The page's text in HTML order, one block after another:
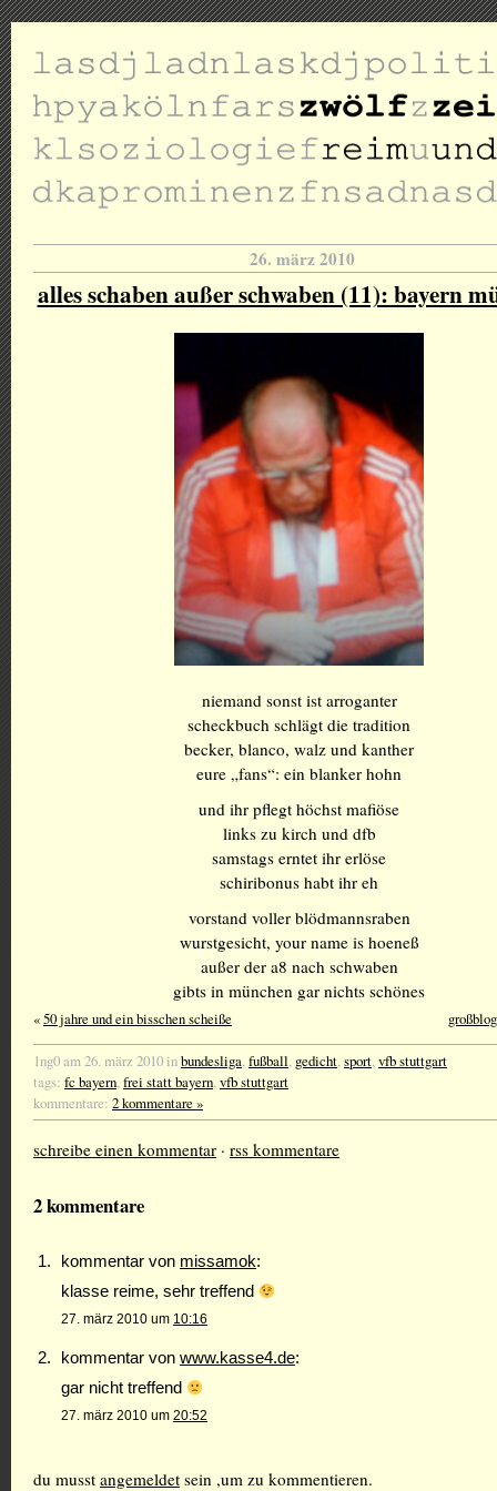
26. märz 2010
alles schaben außer schwaben (11): bayern
niemand sonst ist arroganter
scheckbuch schlägt die tradition
becker, blanco, walz und kanther
eure „fans“: ein blanker hohn
und ihr pflegt höchst mafiöse
links zu kirch und dfb
samstags erntet ihr erlöse
schiribonus habt ihr eh
vorstand voller blödmannsraben
wurstgesicht, your name is hoeneß
außer der a8 nach schwaben
gibts in münchen gar nichts schönes
«50 jahre und ein bisschen scheiße
1ng0 am 26. märz 2010 inbundesliga,fußball, gedicht,sport,vfb stuttgart
tags: fc bayern,frei statt bayern,vfb stuttgart
kommentare: 2 kommentare »
schreibe einen kommentar · rss kommentare
2 kommentare
kommentar von missamok:
klasse reime, sehr treffend
27. märz 2010 um 10:16
kommentar von www.kasse4.de:
gar nicht treffend
27. märz 2010 um 20:52
du musst angemeldet sein ,um zu kommentieren.